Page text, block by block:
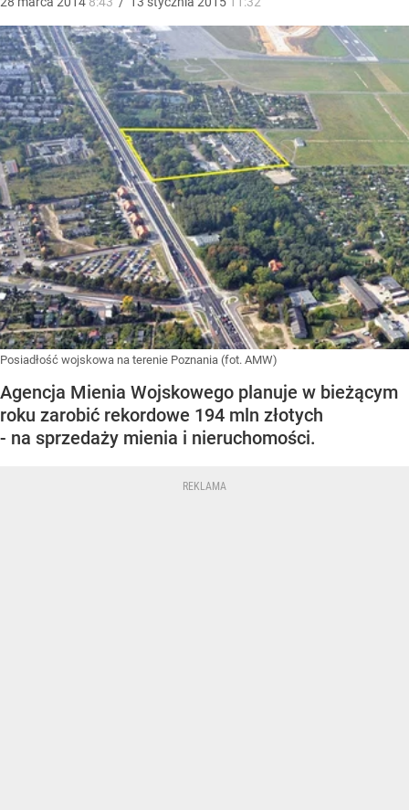
Posiadłość wojskowa na terenie Poznania (fot. AMW)
Agencja Mienia Wojskowego planuje w bieżącym
roku zarobić rekordowe 194 mln złotych
- na sprzedaży mienia i nieruchomości.